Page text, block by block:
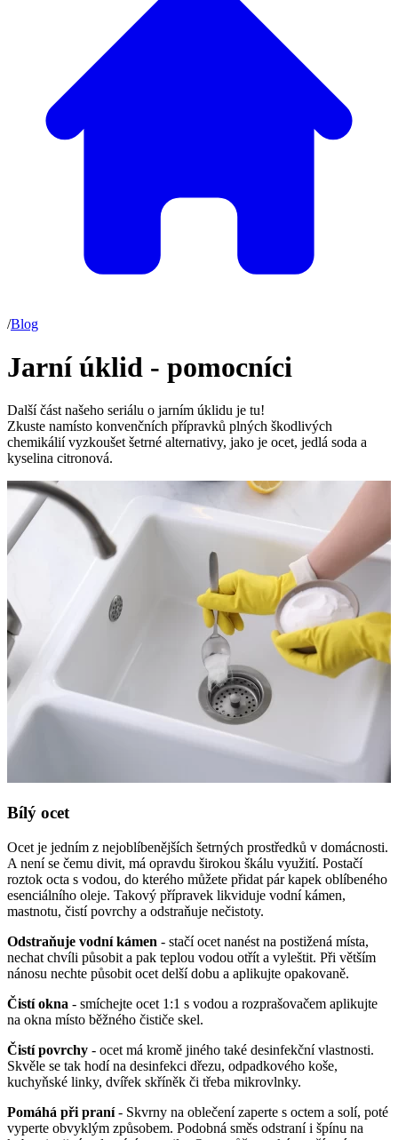
/Blog
Jarní úklid - pomocníci
Další část našeho seriálu o jarním úklidu je tu!
Zkuste namísto konvenčních přípravků plných škodlivých
chemikálií vyzkoušet šetrné alternativy, jako je ocet, jedlá soda a
kyselina citronová.
Bílý ocet
Ocet je jedním z nejoblíbenějších šetrných prostředků v domácnosti.
A není se čemu divit, má opravdu širokou škálu využití. Postačí
roztok octa s vodou, do kterého můžete přidat pár kapek oblíbeného
esenciálního oleje. Takový přípravek likviduje vodní kámen,
mastnotu, čistí povrchy a odstraňuje nečistoty.
Odstraňuje vodní kámen - stačí ocet nanést na postižená místa,
nechat chvíli působit a pak teplou vodou otřít a vyleštit. Při větším
nánosu nechte působit ocet delší dobu a aplikujte opakovaně.
Čistí okna - smíchejte ocet 1:1 s vodou a rozprašovačem aplikujte
na okna místo běžného čističe skel.
Čistí povrchy - ocet má kromě jiného také desinfekční vlastnosti.
Skvěle se tak hodí na desinfekci dřezu, odpadkového koše,
kuchyňské linky, dvířek skříněk či třeba mikrovlnky.
Pomáhá při praní- Skvrny na oblečení zaperte s octem a solí, poté
vyperte obvyklým způsobem. Podobná směs odstraní i špínu na